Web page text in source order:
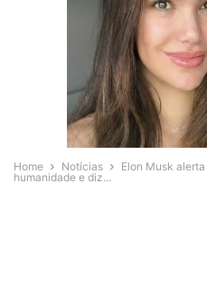
Home Notícias
Elon Musk
humanidade e diz...